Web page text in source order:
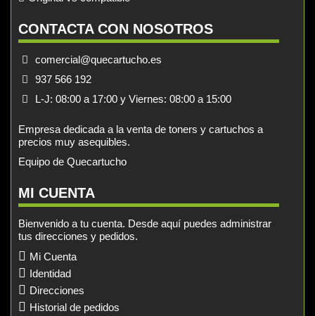
CONTACTA CON NOSOTROS
comercial@quecartucho.es
937 566 192
L-J: 08:00 a 17:00 y Viernes: 08:00 a 15:00
Empresa dedicada a la venta de toners y cartuchos a
precios muy asequibles.
Equipo de Quecartucho
MI CUENTA
Bienvenido a tu cuenta. Desde aquí puedes administrar
tus direcciones y pedidos.
Mi Cuenta
Identidad
Direcciones
Historial de pedidos